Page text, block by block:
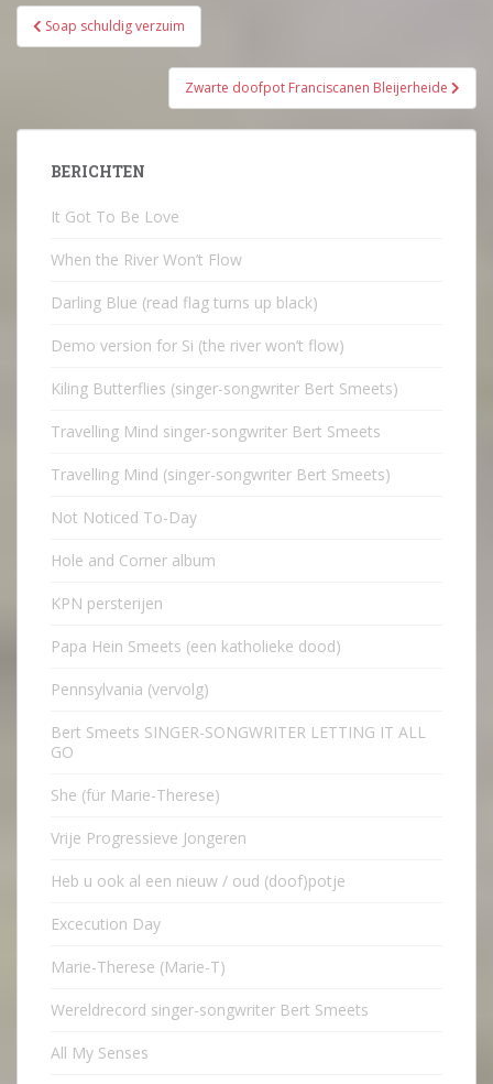
Bericht
navigatie
Soap schuldig verzuim
Zwarte doofpot Franciscanen Bleijerheide
BERICHTEN
It Got To Be Love
When the River Won’t Flow
Darling Blue (read flag turns up black)
Demo version for Si (the river won’t flow)
Kiling Butterflies (singer-songwriter Bert Smeets)
Travelling Mind singer-songwriter Bert Smeets
Travelling Mind (singer-songwriter Bert Smeets)
Not Noticed To-Day
Hole and Corner album
KPN persterijen
Papa Hein Smeets (een katholieke dood)
Pennsylvania (vervolg)
Bert Smeets SINGER-SONGWRITER LETTING IT ALL
GO
She (für Marie-Therese)
Vrije Progressieve Jongeren
Heb u ook al een nieuw / oud (doof)potje
Excecution Day
Marie-Therese (Marie-T)
Wereldrecord singer-songwriter Bert Smeets
All My Senses